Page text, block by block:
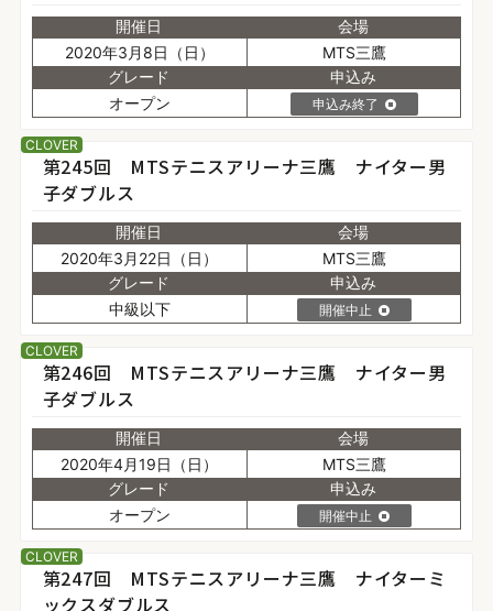
開催日
2020年3月8日（日）
会場
MTS三鷹
グレード
オープン
申込み
申込み終了
第245回 MTSテニスアリーナ三鷹 ナイター男
子ダブルス
開催日
2020年3月22日（日）
会場
MTS三鷹
グレード
中級以下
申込み
開催中止
CLOVER
第246回 MTSテニスアリーナ三鷹 ナイター男
子ダブルス
開催日
2020年4月19日（日）
会場
MTS三鷹
グレード
オープン
申込み
開催中止
CLOVER
第247回 MTSテニスアリーナ三鷹 ナイターミ
ックスダブルス
CLOVER